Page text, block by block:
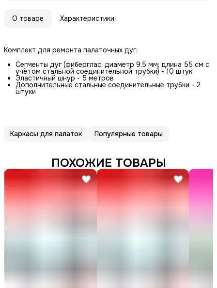
О товаре Характеристики
Комплект для ремонта палаточных дуг:
Сегменты дуг (фиберглас; диаметр 9,5 мм; длина 55 см с
учётом стальной соединительной трубки) - 10 штук
Эластичный шнур - 5 метров
Дополнительные стальные соединительные трубки - 2
штуки
Каркасы для палаток Популярные товары
ПОХОЖИЕ ТОВАРЫ